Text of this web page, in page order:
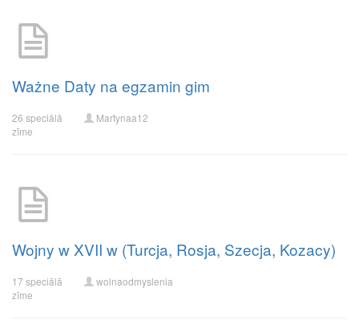
Ważne Daty na egzamin gim
26 speciālā
zīme
Martynaa12
Wojny w XVII w (Turcja, Rosja, Szecja, Kozacy)
17 speciālā
zīme
wolnaodmyslenia